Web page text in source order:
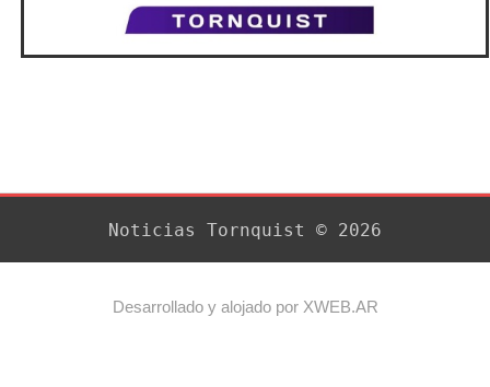
Noticias Tornquist © 2026
Desarrollado y alojado por XWEB.AR